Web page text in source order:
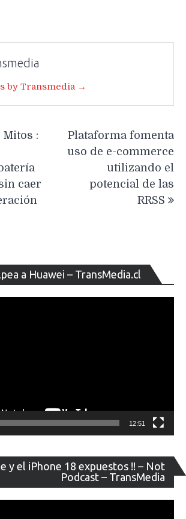
by Transmedia →
:
caer
Plataforma fomenta
uso de e-commerce
utilizando el
potencial de las
RRSS
a Huawei – TransMedia.cl
de
12:51
y el iPhone 18 expuestos !! – Not
Podcast – TransMedia
de